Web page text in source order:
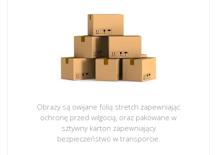
Obrazy są owijane folią stretch zapewniając
ochronę przed wilgocią, oraz pakowane w
sztywny karton zapewniający
bezpieczeństwo w transporcie.